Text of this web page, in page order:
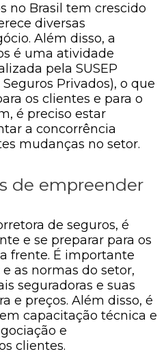
no Brasil tem crescido
diversas
Além disso, a
é uma atividade
pela SUSEP
Privados), o que
os clientes e para o
é preciso estar
a concorrência
mudanças no setor.
de empreender
de seguros, é
e se preparar para os
frente. É importante
as normas do setor,
seguradoras e suas
e preços. Além disso, é
capacitação técnica e
e
clientes.